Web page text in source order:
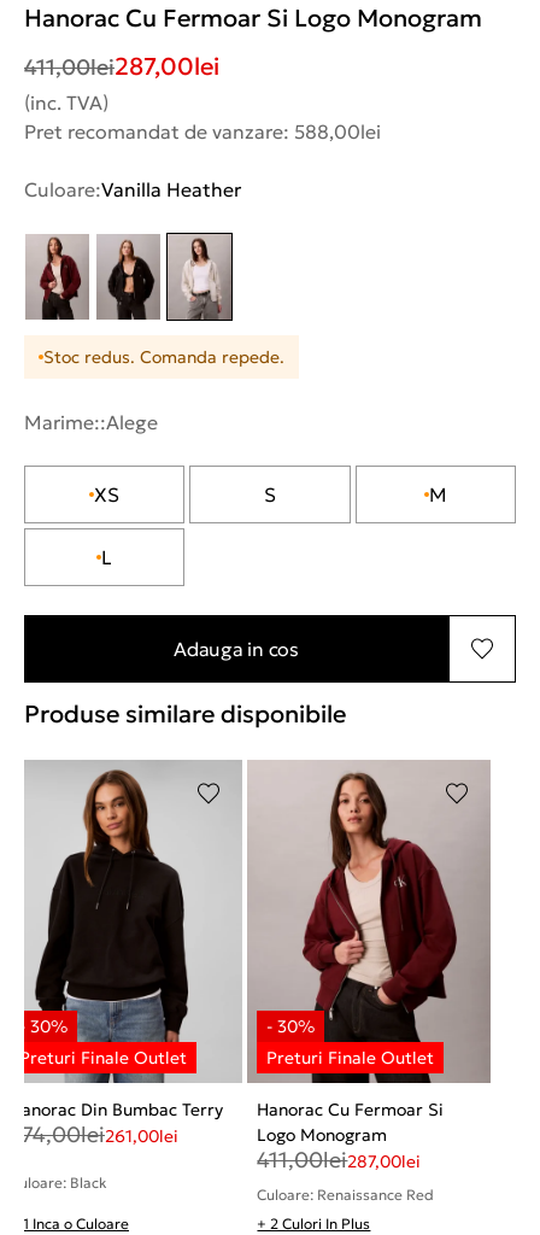
Hanorac Cu Fermoar Si Logo Monogram
411,00lei287,00lei
(inc. TVA)
Pret recomandat de vanzare: 588,00lei
Culoare:Vanilla Heather
Stoc redus. Comanda repede.
Marime::Alege
XS S M
L
Adauga in cos
Produse similare disponibile
Hanorac Din Bumbac Terry
374,00lei261,00lei
Culoare: Black
+ 1 Inca o Culoare
Hanorac Cu Fermoar Si
Logo Monogram
411,00lei287,00lei
Culoare: Renaissance Red
+ 2 Culori In Plus